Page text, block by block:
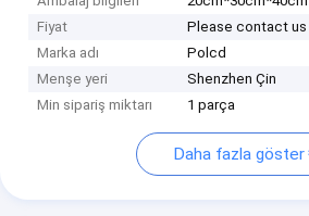
Fiyat
Please contact
Marka adı
Polcd
Menşe yeri
Shenzhen Çin
Min sipariş miktarı
1 parça
Daha fazla göster